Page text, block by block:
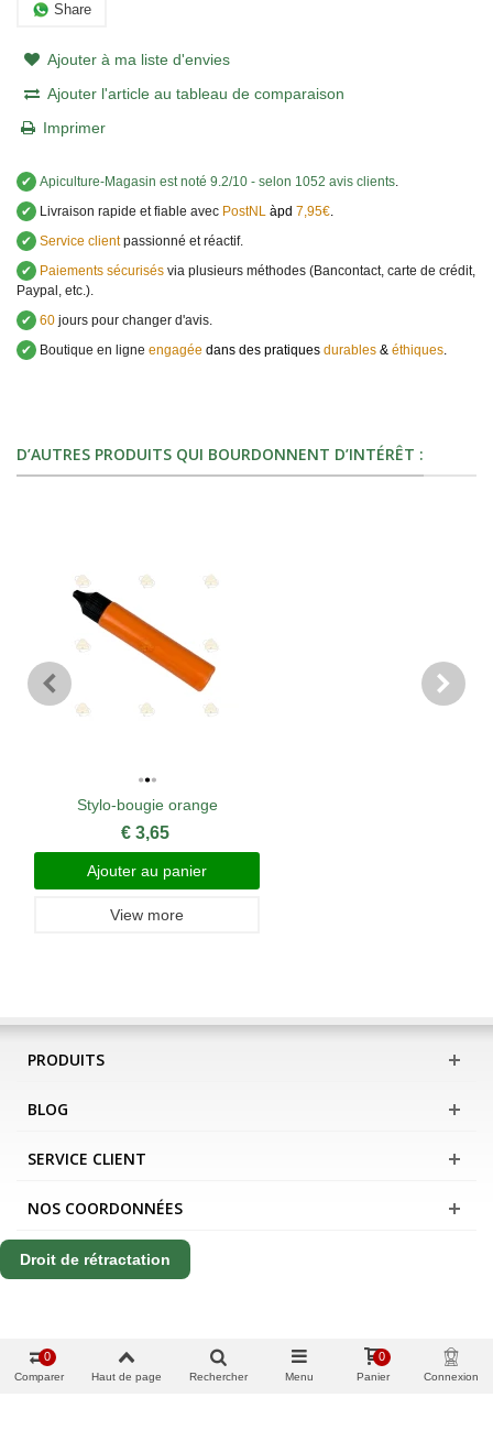
Share
Ajouter à ma liste d'envies
Ajouter l'article au tableau de comparaison
Imprimer
✔ Apiculture-Magasin est noté 9.2/10 - selon 1052 avis clients
✔
Livraison rapide et fiable avec PostNL àpd 7,95€
✔ Service clientpassionné et réactif.
✔
Paiements sécurisés via plusieurs méthodes (Bancontact, carte de crédit,
Paypal, etc.).
✔ 60 jours pour changer d'avis.
✔
Boutique en ligne engagée dans des pratiques durables & éthiques
D’AUTRES PRODUITS QUI BOURDONNENT D’INTÉRÊT :
Stylo-bougie orange
€ 3,65
Ajouter au panier
View more
PRODUITS
BLOG
SERVICE CLIENT
NOS COORDONNÉES
Droit de rétractation
Comparer
0
Haut de page Rechercher Menu Panier
0
Connexion